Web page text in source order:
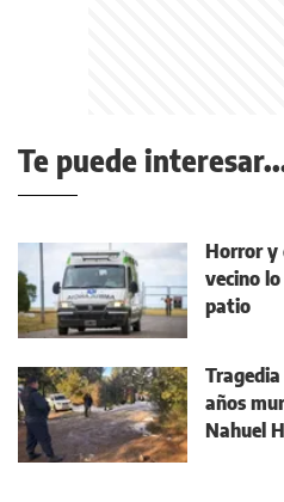
Te puede
Horror y
vecino
patio
años
Nahuel